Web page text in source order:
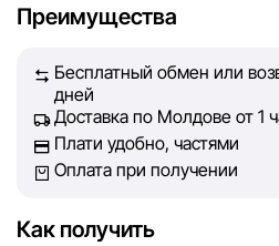
наших покупателей. Каждый
на сайте, была максимально
актуальной. Наша цель —
информацией, чтобы вы смогли
решение о покупке.
не может гарантировать
Преимущества
Бесплатный обмен или
дней
Доставка по Молдове от 1
Плати удобно, частями
Оплата при получении
Как получить